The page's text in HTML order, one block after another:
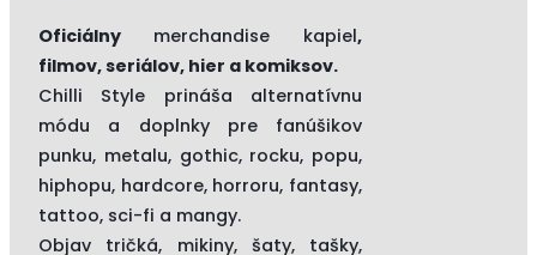
Oficiálny merchandise kapiel,
filmov, seriálov, hier a komiksov.
Chilli Style prináša alternatívnu
módu a doplnky pre fanúšikov
punku, metalu, gothic, rocku, popu,
hiphopu, hardcore, horroru, fantasy,
tattoo, sci-fi a mangy.
Objav tričká, mikiny, šaty, tašky,